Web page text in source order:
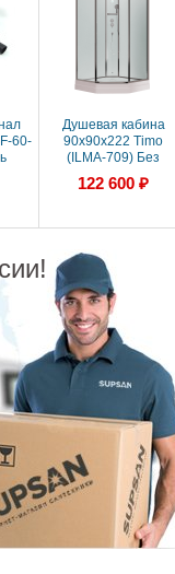
60-
Душевая кабина
90x90x222 Timo
(ILMA-709) Без
гидромассажа, акрил,
Поддон низкий
122 600 ₽
Душевая кабина
90x90x220 Timo
(ELTA H-312 R) С
гидромассажем,
акрил, Поддон низкий